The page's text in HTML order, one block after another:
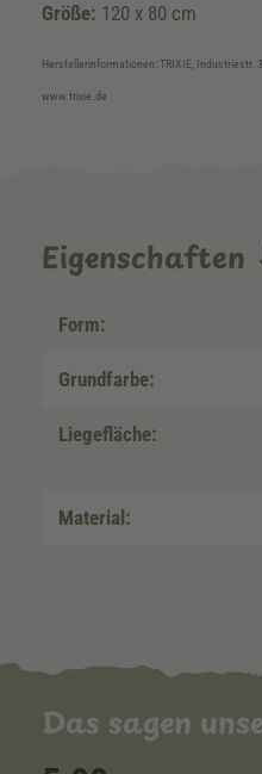
Größe: 120 x 80 cm
Herstellerinformationen: TRIXIE, Industriestr.
www.trixie.de
Eigenschaften
Form:
Grundfarbe:
Liegefläche:
Material:
Das sagen